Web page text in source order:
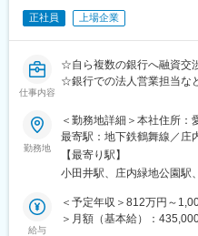
■組織構成：
金融部門に所属し、住宅営
進します。
■本ポジションの魅力：
住宅購入をきっかけとした
きます。
生命保険販売実績に応じた
手数料の20％を還元。四
が可能です。一般職平均70
価する風土があります。
正社員 上場企業
仕事内容
☆自ら複数の銀行へ融資交
☆銀行での法人営業担当な
■ミッション：
財務のスペシャリストとし
ては経理と財務を切り分け
のものとなります。
経理のご経験も重宝され
ノウハウなどの折衝スキル
勤務地
＜勤務地詳細＞本社住所
最寄駅：地下鉄鶴舞線／庄
禁煙変更の範囲：会社の定
【最寄り駅】
小田井駅、庄内緑地公園駅
給与
＜予定年収＞812万円～
＞月額（基本給）：